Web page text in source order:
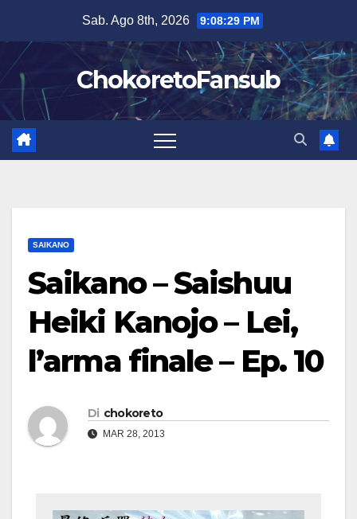
contenuto
Sab. Ago 8th, 2026 9:08:30 PM
ChokoretoFansub
SAIKANO
Saikano – Saishuu
Heiki Kanojo – Lei,
l’arma finale – Ep. 10
Di chokoreto
MAR 28, 2013